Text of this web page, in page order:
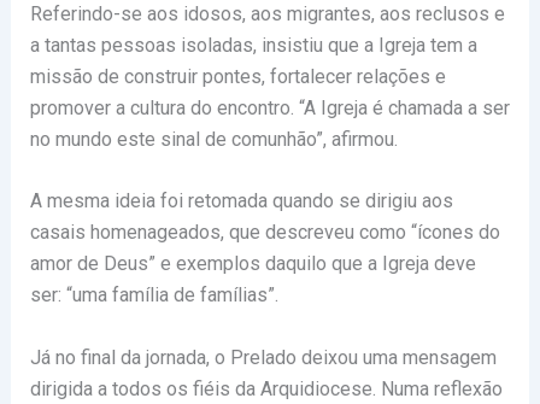
Referindo-se aos idosos, aos migrantes, aos reclusos e
a tantas pessoas isoladas, insistiu que a Igreja tem a
missão de construir pontes, fortalecer relações e
promover a cultura do encontro. “A Igreja é chamada a ser
no mundo este sinal de comunhão”, afirmou.
A mesma ideia foi retomada quando se dirigiu aos
casais homenageados, que descreveu como “ícones do
amor de Deus” e exemplos daquilo que a Igreja deve
ser: “uma família de famílias”.
Já no final da jornada, o Prelado deixou uma mensagem
dirigida a todos os fiéis da Arquidiocese. Numa reflexão